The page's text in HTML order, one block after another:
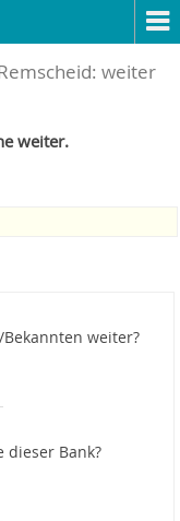
weiter
weiter.
weiter?
dieser Bank?